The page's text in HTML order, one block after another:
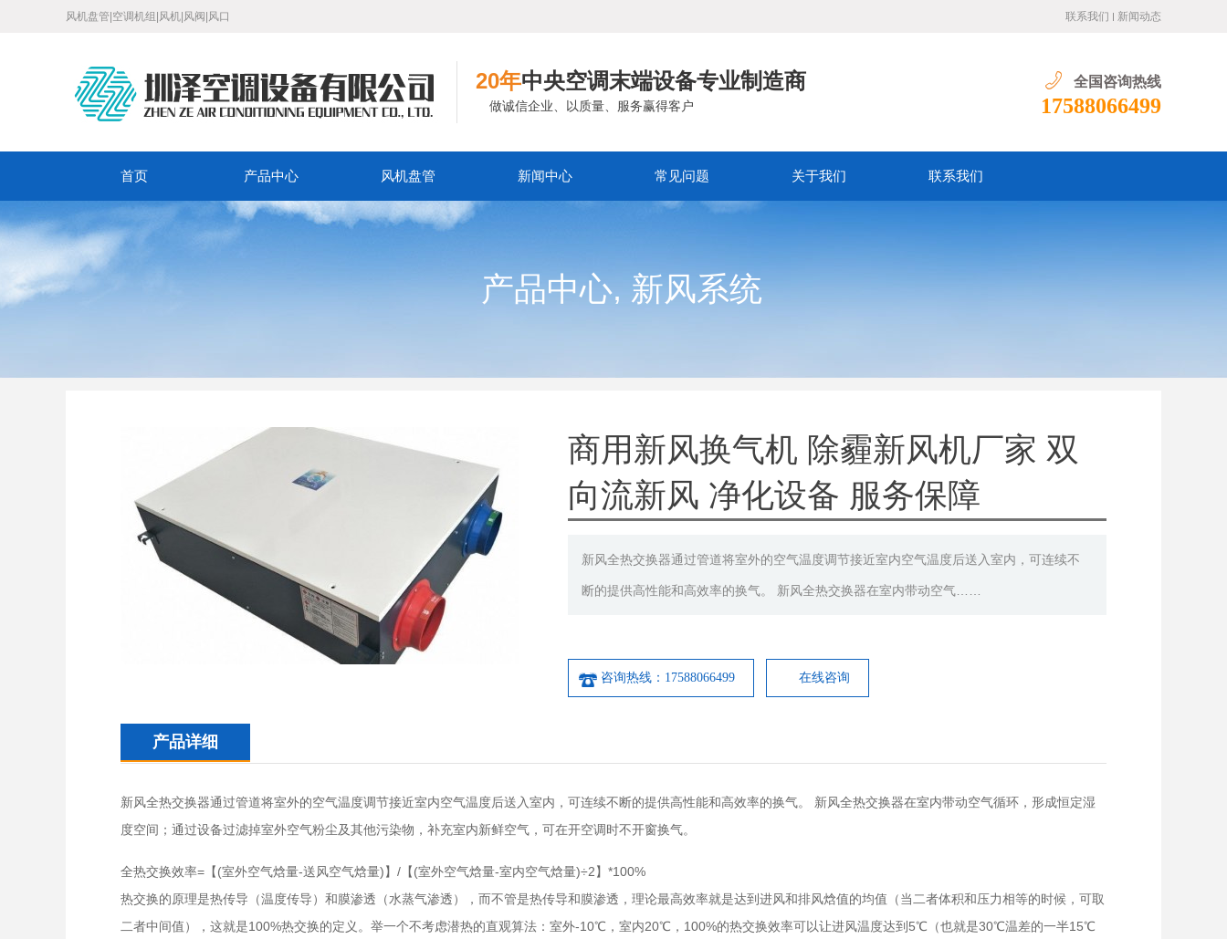
风机盘管|空调机组|风机|风阀|风口 联系我们 新闻动态
20年中央空调末端设备专业制造商
做诚信企业、以质量、服务赢得客户
全国咨询热线
17588066499
首页 产品中心 风机盘管 新闻中心 常见问题 关于我们 联系我们
产品中心, 新风系统
商用新风换气机 除霾新风机厂家 双
向流新风 净化设备 服务保障
新风全热交换器通过管道将室外的空气温度调节接近室内空气温度后送入室内，可连续不
断的提供高性能和高效率的换气。 新风全热交换器在室内带动空气……
咨询热线：17588066499 在线咨询
产品详细
新风全热交换器通过管道将室外的空气温度调节接近室内空气温度后送入室内，可连续不断的提供高性能和高效率的换气。 新风全热交换器在室内带动空气循环，形成恒定湿
度空间；通过设备过滤掉室外空气粉尘及其他污染物，补充室内新鲜空气，可在开空调时不开窗换气。
全热交换效率=【(室外空气焓量-送风空气焓量)】/【(室外空气焓量-室内空气焓量)÷2】*100%
热交换的原理是热传导（温度传导）和膜渗透（水蒸气渗透），而不管是热传导和膜渗透，理论最高效率就是达到进风和排风焓值的均值（当二者体积和压力相等的时候，可取
二者中间值），这就是100%热交换的定义。举一个不考虑潜热的直观算法：室外-10℃，室内20℃，100%的热交换效率可以让进风温度达到5℃（也就是30℃温差的一半15℃